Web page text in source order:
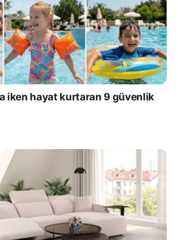
iken hayat kurtaran 9 güvenlik